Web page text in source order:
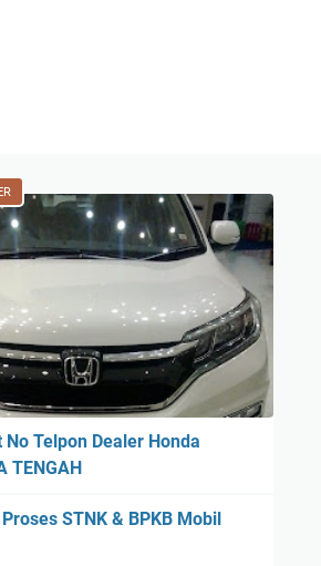
Telpon Dealer Honda
TENGAH
STNK & BPKB Mobil